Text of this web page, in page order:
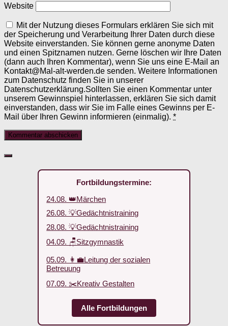
Website
Mit der Nutzung dieses Formulars erklären Sie sich mit
der Speicherung und Verarbeitung Ihrer Daten durch diese
Website einverstanden. Sie können gerne anonyme Daten
und einen Spitznamen nutzen. Gerne löschen wir Ihre Daten
(dann auch Ihren Kommentar), wenn Sie uns eine E-Mail an
Kontakt@Mal-alt-werden.de senden. Weitere Informationen
zum Datenschutz finden Sie in unserer
Datenschutzerklärung.Sollten Sie einen Kommentar unter
unserem Gewinnspiel hinterlassen, erklären Sie sich damit
einverstanden, dass wir Sie im Falle eines Gewinns per E-
Mail über Ihren Gewinn informieren (einmalig). *
Fortbildungstermine:
24.08. 👑Märchen
26.08. 💡Gedächtnistraining
28.08. 💡Gedächtnistraining
04.09. 🪑Sitzgymnastik
05.09. 👩‍💼Leitung der sozialen
Betreuung
07.09. ✂️Kreativ Gestalten
Alle Fortbildungen